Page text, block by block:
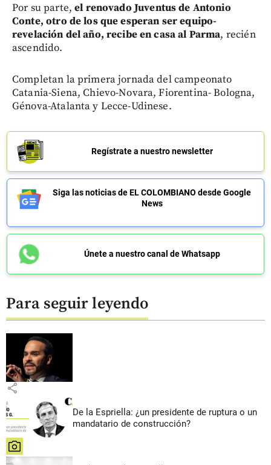
Por su parte, el renovado Juventus de Antonio
Conte, otro de los que esperan ser equipo-
revelación del año, recibe en casa al Parma, recién
ascendido.
Completan la primera jornada del campeonato
Catania-Siena, Chievo-Novara, Fiorentina- Bologna,
Génova-Atalanta y Lecce-Udinese.
Regístrate a nuestro newsletter
Siga las noticias de EL COLOMBIANO desde Google
News
Únete a nuestro canal de Whatsapp
Para seguir leyendo
share
De la Espriella: ¿un presidente de ruptura o un
mandatario de construcción?
share